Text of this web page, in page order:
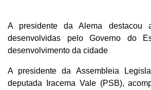
A presidente da Alema destacou
desenvolvidas pelo Governo do
desenvolvimento da cidade
A presidente da Assembleia
deputada Iracema Vale (PSB),